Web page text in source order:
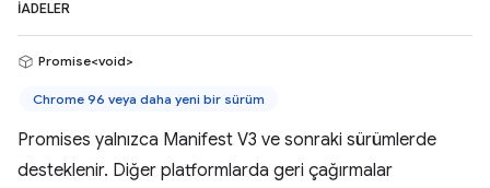
İADELER
Promise<void>
Chrome 96 veya daha yeni bir sürüm
Promises yalnızca Manifest V3 ve sonraki sürümlerde
desteklenir. Diğer platformlarda geri çağırmalar